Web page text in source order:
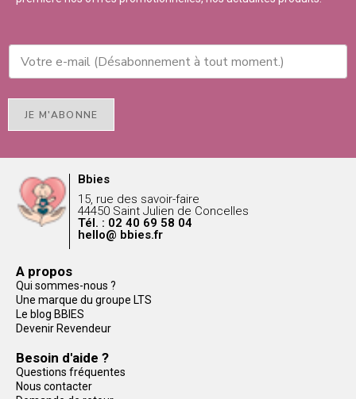
JE M'ABONNE
Bbies
15, rue des savoir-faire
44450 Saint Julien de Concelles
Tél. : 02 40 69 58 04
hello@ bbies.fr
A propos
Qui sommes-nous ?
Une marque du groupe LTS
Le blog BBIES
Devenir Revendeur
Besoin d'aide ?
Questions fréquentes
Nous contacter